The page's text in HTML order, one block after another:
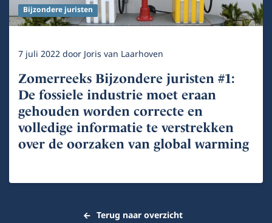
Bijzondere juristen
7 juli 2022door Joris van Laarhoven
Zomerreeks Bijzondere juristen #1:
De fossiele industrie moet eraan
gehouden worden correcte en
volledige informatie te verstrekken
over de oorzaken van global warming
Terug naar overzicht